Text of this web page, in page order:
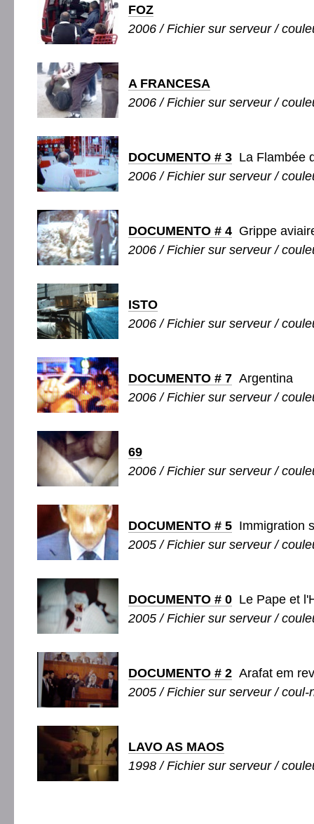
FOZ
2006 / Fichier sur serveur /
A FRANCESA
2006 / Fichier sur serveur /
DOCUMENTO # 3 La Flambée
2006 / Fichier sur serveur /
DOCUMENTO # 4 Grippe
2006 / Fichier sur serveur /
ISTO
2006 / Fichier sur serveur /
DOCUMENTO # 7 Argentina
2006 / Fichier sur serveur /
69
2006 / Fichier sur serveur /
DOCUMENTO # 5 Immigration
2005 / Fichier sur serveur /
DOCUMENTO # 0 Le Pape et
2005 / Fichier sur serveur /
DOCUMENTO # 2 Arafat em
2005 / Fichier sur serveur / coul-
LAVO AS MAOS
1998 / Fichier sur serveur /